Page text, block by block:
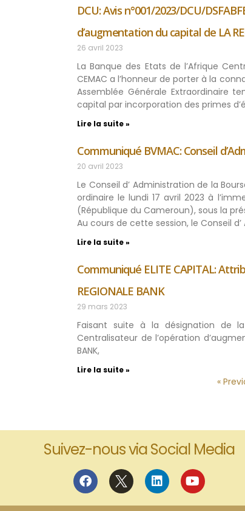
DCU: Avis n°001/2023/DCU/
d’augmentation du capital de LA
26 avril 2023
La Banque des Etats de l’Afrique
CEMAC a l’honneur de porter à la
Assemblée Générale Extraordinaire
capital par incorporation des primes
Lire la suite »
Communiqué BVMAC: Conseil
20 avril 2023
Le Conseil d’ Administration de la
ordinaire le lundi 17 avril 2023 à
(République du Cameroun), sous la
Au cours de cette session, le Conseil
Lire la suite »
Communiqué ELITE CAPITAL:
REGIONALE BANK
29 mars 2023
Faisant suite à la désignation de
Centralisateur de l’opération
BANK,
Lire la suite »
«
Suivez-nous via Social Media